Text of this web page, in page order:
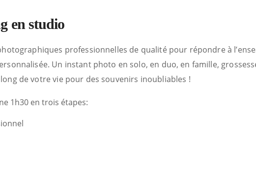
en studio
professionnelles de qualité pour répondre à
Un instant photo en solo, en duo, en famille,
de votre vie pour des souvenirs inoubliables !
1h30 en trois étapes: